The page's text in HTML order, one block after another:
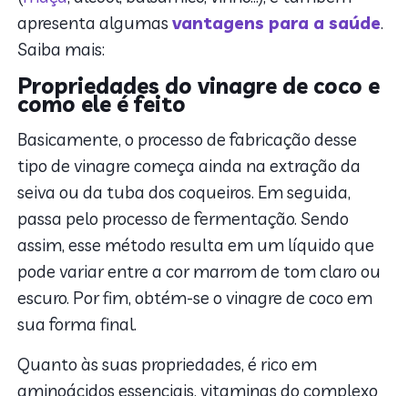
apresenta algumasvantagens para a saúde.
Saiba mais:
Propriedades do vinagre de coco e
como ele é feito
Basicamente, o processo de fabricação desse
tipo de vinagre começa ainda na extração da
seiva ou da tuba dos coqueiros. Em seguida,
passa pelo processo de fermentação. Sendo
assim, esse método resulta em um líquido que
pode variar entre a cor marrom de tom claro ou
escuro. Por fim, obtém-se o vinagre de coco em
sua forma final.
Quanto às suas propriedades, é rico em
aminoácidos essenciais, vitaminas do complexo